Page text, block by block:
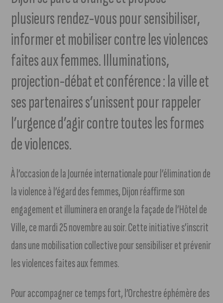
plusieurs rendez-vous pour sensibiliser,
informer et mobiliser contre les violences
faites aux femmes. Illuminations,
projection-débat et conférence : la ville et
ses partenaires s’unissent pour rappeler
l’urgence d’agir contre toutes les formes
de violences.
À l’occasion de la Journée internationale pour l’élimination de
la violence à l’égard des femmes, Dijon réaffirme son
engagement et illuminera en orange la façade de l’Hôtel de
Ville, ce mardi 25 novembre au soir. Cette initiative s’inscrit
dans une mobilisation collective pour sensibiliser et prévenir
les violences faites aux femmes.
Pour accompagner ce temps fort, l’Orchestre éphémère des